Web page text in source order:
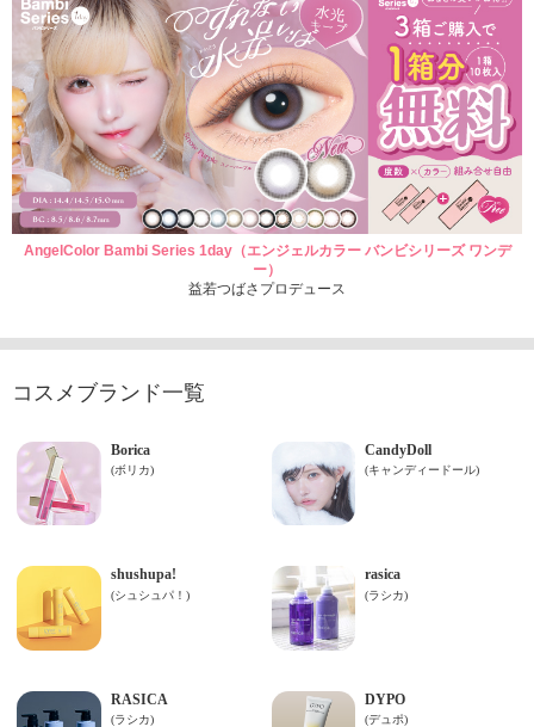
AngelColor Bambi Series 1day（エンジェルカラー バンビシリーズ ワンデ
ー）
益若つばさプロデュース
コスメブランド一覧